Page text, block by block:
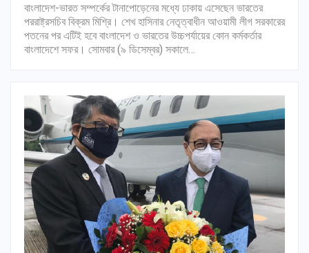
বাংলাদেশ-ভারত সম্পর্কের টানাপোড়েনের মধ্যে ঢাকায় এসেছেন ভারতের
পররাষ্ট্রসচিব বিক্রম মিশ্রি। শেখ হাসিনার নেতৃত্বাধীন আওয়ামী লীগ সরকারের
পতনের পর এটিই হবে বাংলাদেশ ও ভারতের উচ্চপর্যায়ের কোন কর্মকর্তার
বাংলাদেশে সফর। সোমবার (৯ ডিসেম্বর) সকালে…